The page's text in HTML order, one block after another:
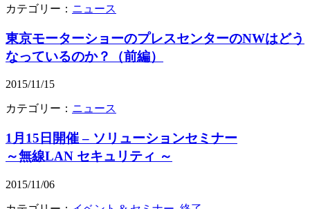
カテゴリー： ニュース
東京モーターショーのプレスセンターのNWはどう
なっているのか？（前編）
2015/11/15
カテゴリー： ニュース
1月15日開催 – ソリューションセミナー
～無線LAN セキュリティ ～
2015/11/06